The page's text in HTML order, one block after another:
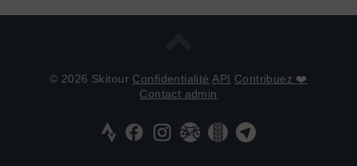
© 2026 Skitour Confidentialité API Contribuez ❤️
Contact admin